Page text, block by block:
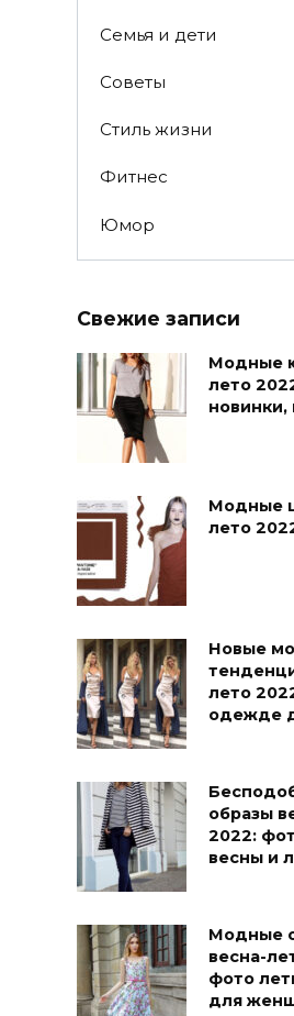
Семья и дети
Советы
Стиль жизни
Фитнес
Юмор
Свежие записи
Модные
лето
новинки,
Модные
лето
Новые
лето
одежде
образы
2022:
весны и
Модные
весна-
фото
для